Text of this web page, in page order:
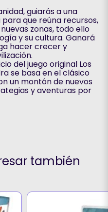
guiarás a una
que reúna recursos,
zonas, todo ello
y su cultura. Ganará
hacer crecer y
del juego original Los
se basa en el clásico
un montón de nuevos
y aventuras por
también